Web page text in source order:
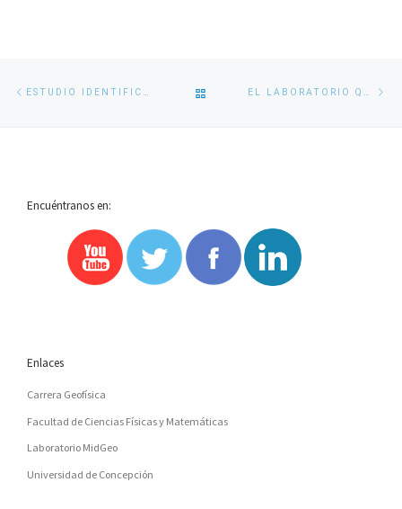
de
VOLVER
ENTRADAS
Encuéntranos en:
Enlaces
Carrera Geofísica
Facultad de Ciencias Físicas y Matemáticas
Laboratorio MidGeo
Universidad de Concepción